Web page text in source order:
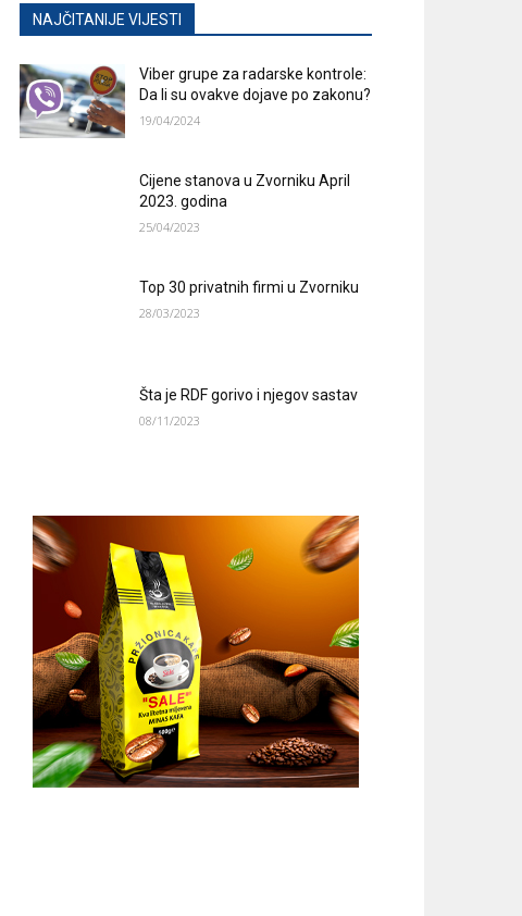
NAJČITANIJE VIJESTI
Viber grupe za radarske kontrole:
Da li su ovakve dojave po zakonu?
19/04/2024
Cijene stanova u Zvorniku April
2023. godina
25/04/2023
Top 30 privatnih firmi u Zvorniku
28/03/2023
Šta je RDF gorivo i njegov sastav
08/11/2023